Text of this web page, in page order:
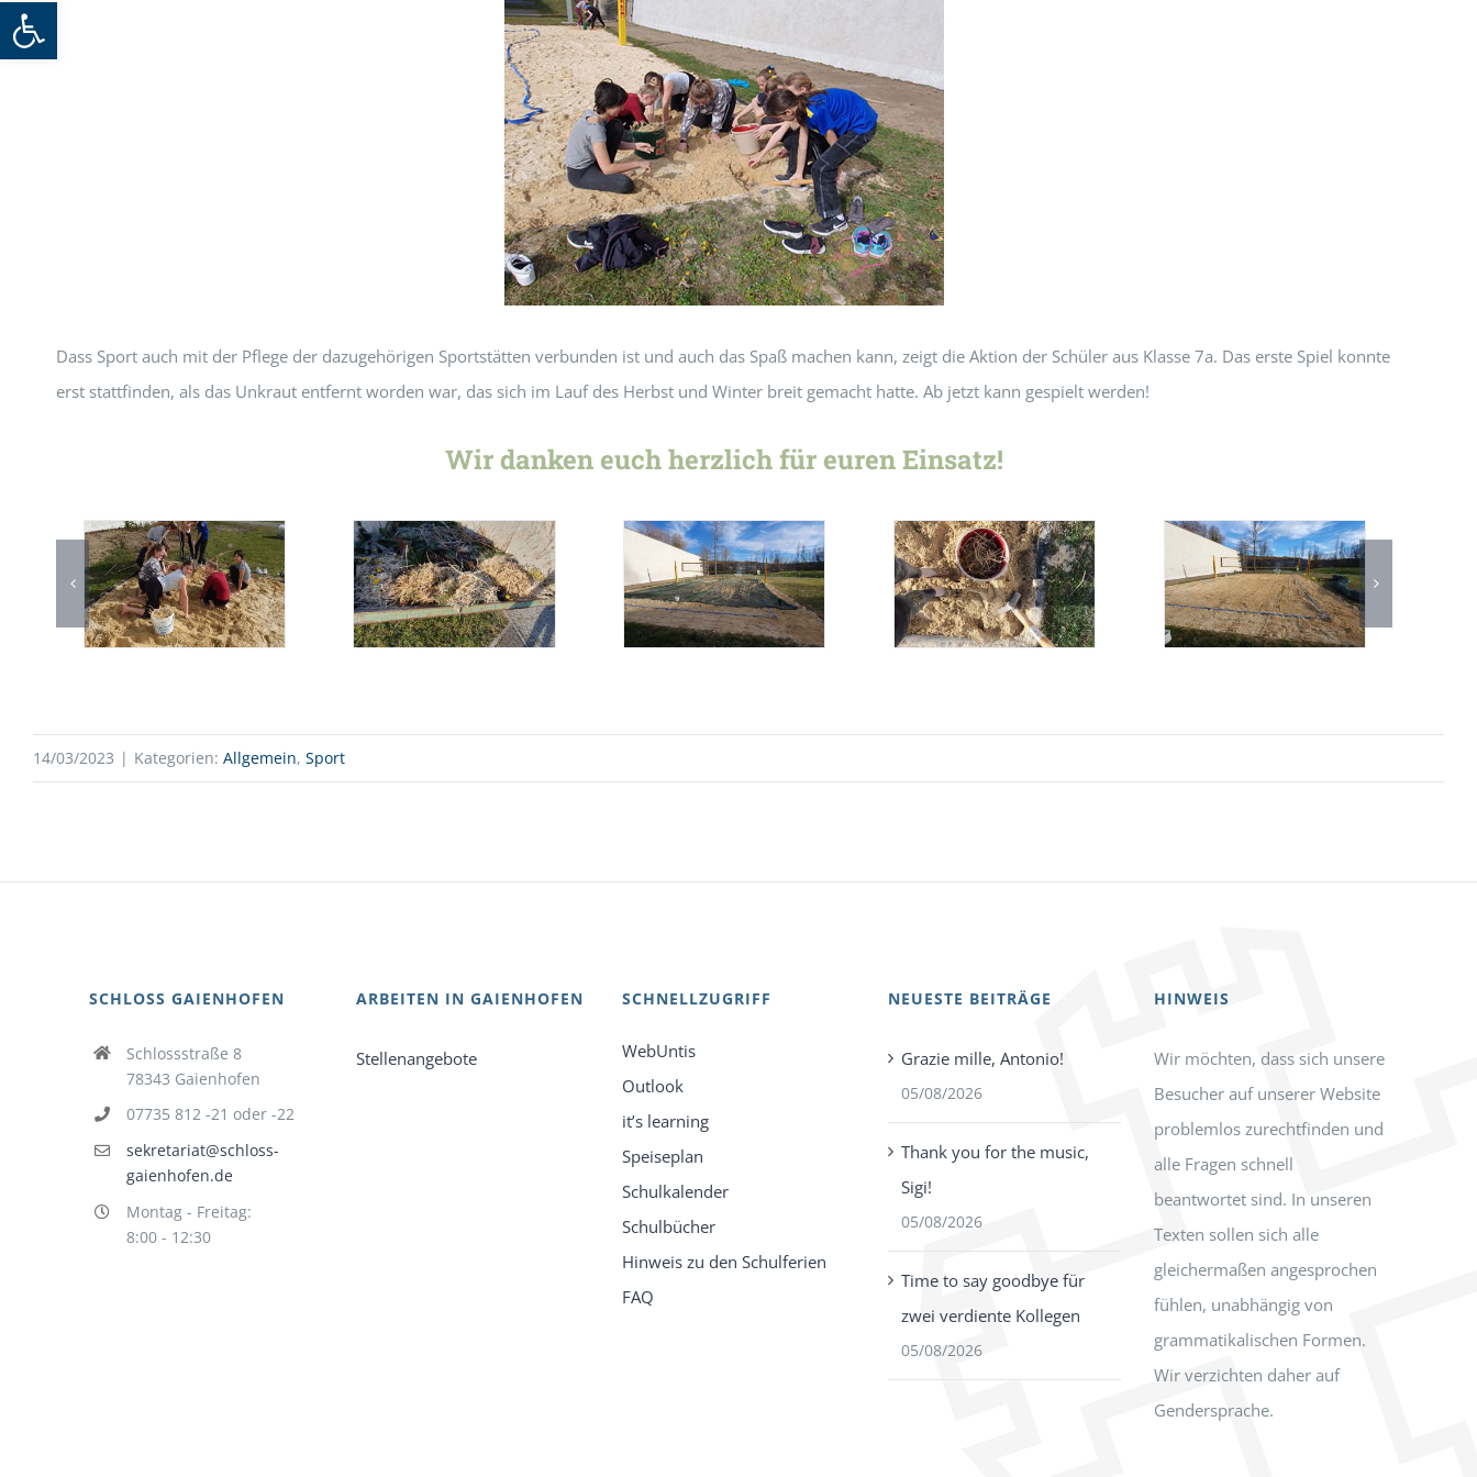
Werkzeugleiste öffnen
Dass Sport auch mit der Pflege der dazugehörigen Sportstätten verbunden ist und auch das Spaß machen kann, zeigt die Aktion der Schüler aus Klasse 7a. Das erste Spiel konnte
erst stattfinden, als das Unkraut entfernt worden war, das sich im Lauf des Herbst und Winter breit gemacht hatte. Ab jetzt kann gespielt werden!
Wir danken euch herzlich für euren Einsatz!
14/03/2023 | Kategorien: Allgemein, Sport
SCHLOSS GAIENHOFEN
Schlossstraße 8
78343 Gaienhofen
07735 812 -21 oder -22
sekretariat@schloss-
gaienhofen.de
Montag - Freitag:
8:00 - 12:30
ARBEITEN IN GAIENHOFEN
Stellenangebote
SCHNELLZUGRIFF
WebUntis
Outlook
it’s learning
Speiseplan
Schulkalender
Schulbücher
Hinweis zu den Schulferien
FAQ
NEUESTE BEITRÄGE
Grazie mille, Antonio!
05/08/2026
Thank you for the music,
Sigi!
05/08/2026
Time to say goodbye für
zwei verdiente Kollegen
05/08/2026
HINWEIS
Wir möchten, dass sich unsere
Besucher auf unserer Website
problemlos zurechtfinden und
alle Fragen schnell
beantwortet sind. In unseren
Texten sollen sich alle
gleichermaßen angesprochen
fühlen, unabhängig von
grammatikalischen Formen.
Wir verzichten daher auf
Gendersprache.